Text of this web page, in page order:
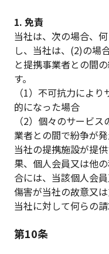
1. 免責
当社は、次の場合、
し、当社は、(2)の場
と提携事業者との間
す。
（1）不可抗力によ
的になった場合
（2）個々のサービ
業者との間で紛争が
当社の提携施設が提
果、個人会員又は他
合には、当該個人会
傷害が当社の故意又
当社に対して何らの
第10条